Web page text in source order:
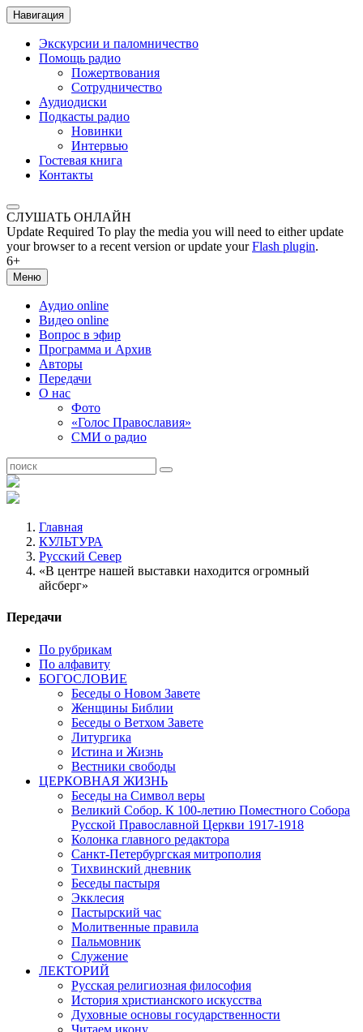
Навигация
Экскурсии и паломничество
Помощь радио
Пожертвования
Сотрудничество
Аудиодиски
Подкасты радио
Новинки
Интервью
Гостевая книга
Контакты
СЛУШАТЬ ОНЛАЙН
Update Required To play the media you will need to either update
your browser to a recent version or update yourFlash plugin.
6+
Меню
Аудио online
Видео online
Вопрос в эфир
Программа и Архив
Авторы
Передачи
О нас
Фото
«Голос Православия»
СМИ о радио
Главная
КУЛЬТУРА
Русский Север
«В центре нашей выставки находится огромный
айсберг»
Передачи
По рубрикам
По алфавиту
БОГОСЛОВИЕ
Беседы о Новом Завете
Женщины Библии
Беседы о Ветхом Завете
Литургика
Истина и Жизнь
Вестники свободы
ЦЕРКОВНАЯ ЖИЗНЬ
Беседы на Символ веры
Великий Собор. К 100-летию Поместного Собора
Русской Православной Церкви 1917-1918
Колонка главного редактора
Санкт-Петербургская митрополия
Тихвинский дневник
Беседы пастыря
Экклесия
Пастырский час
Молитвенные правила
Пальмовник
Служение
ЛЕКТОРИЙ
Русская религиозная философия
История христианского искусства
Духовные основы государственности
Читаем икону